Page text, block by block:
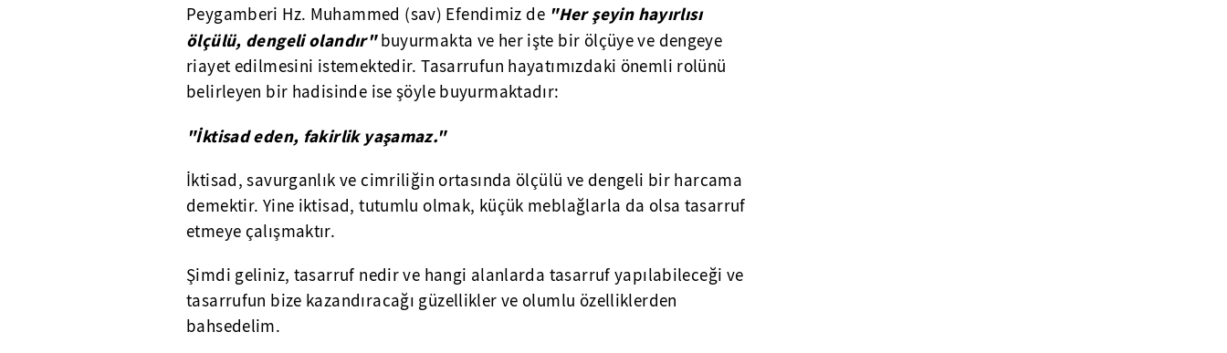
Peygamberi Hz. Muhammed (sav) Efendimiz de "Her şeyin hayırlısı
ölçülü, dengeli olandır"buyurmakta ve her işte bir ölçüye ve dengeye
riayet edilmesini istemektedir. Tasarrufun hayatımızdaki önemli rolünü
belirleyen bir hadisinde ise şöyle buyurmaktadır:
"İktisad eden, fakirlik yaşamaz."
İktisad, savurganlık ve cimriliğin ortasında ölçülü ve dengeli bir harcama
demektir. Yine iktisad, tutumlu olmak, küçük meblağlarla da olsa tasarruf
etmeye çalışmaktır.
Şimdi geliniz, tasarruf nedir ve hangi alanlarda tasarruf yapılabileceği ve
tasarrufun bize kazandıracağı güzellikler ve olumlu özelliklerden
bahsedelim.